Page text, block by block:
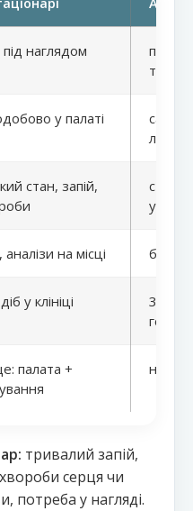
під наглядом
у палаті
стан, запій,
аналізи на місці
у клініці
30-40
палата +
тривалий запій,
серця чи
потреба у нагляді.